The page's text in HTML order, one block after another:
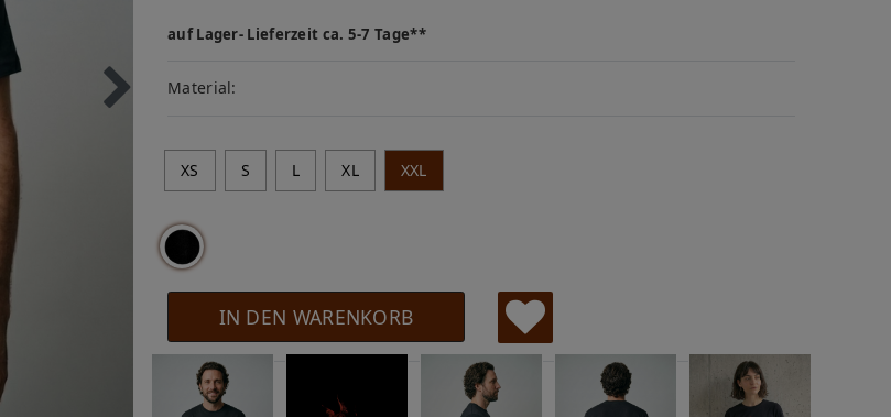
auf Lager- Lieferzeit ca. 5-7 Tage**
Material:
XS S L XL XXL
IN DEN WARENKORB
W